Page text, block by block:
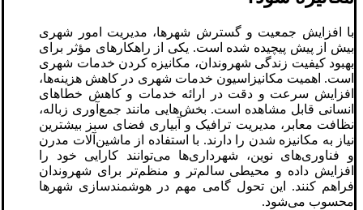
با افزایش جمعیت و گسترش شهرها، مدیریت امور شهری
بیش از پیش پیچیده شده است. یکی از راهکارهای مؤثر برای
بهبود کیفیت زندگی شهروندان، مکانیزه کردن خدمات شهری
است. اهمیت مکانیزاسیون خدمات شهری در کاهش هزینه‌ها،
افزایش سرعت و دقت در ارائه خدمات و کاهش خطاهای
انسانی قابل مشاهده است. بخش‌هایی مانند جمع‌آوری زباله،
نظافت معابر، مدیریت ترافیک و آبیاری فضای سبز بیشترین
نیاز به مکانیزه شدن را دارند. با استفاده از ماشین‌آلات مدرن
و فناوری‌های نوین، شهرداری‌ها می‌توانند کارایی خود را
افزایش داده و محیطی سالم‌تر و منظم‌تر برای شهروندان
فراهم کنند. این تحول گامی مهم در هوشمندسازی شهرها
محسوب می‌شود.